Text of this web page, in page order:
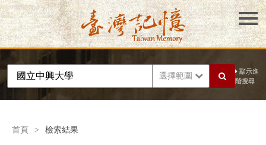
選擇範圍
顯示進
階搜尋
首頁 > 檢索結果